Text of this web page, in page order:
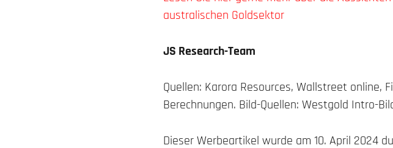
australischen Goldsektor
JS Research-Team
Quellen: Karora Resources, Wallstreet online,
Berechnungen. Bild-Quellen: Westgold Intro-
Dieser Werbeartikel wurde am 10. April 2024